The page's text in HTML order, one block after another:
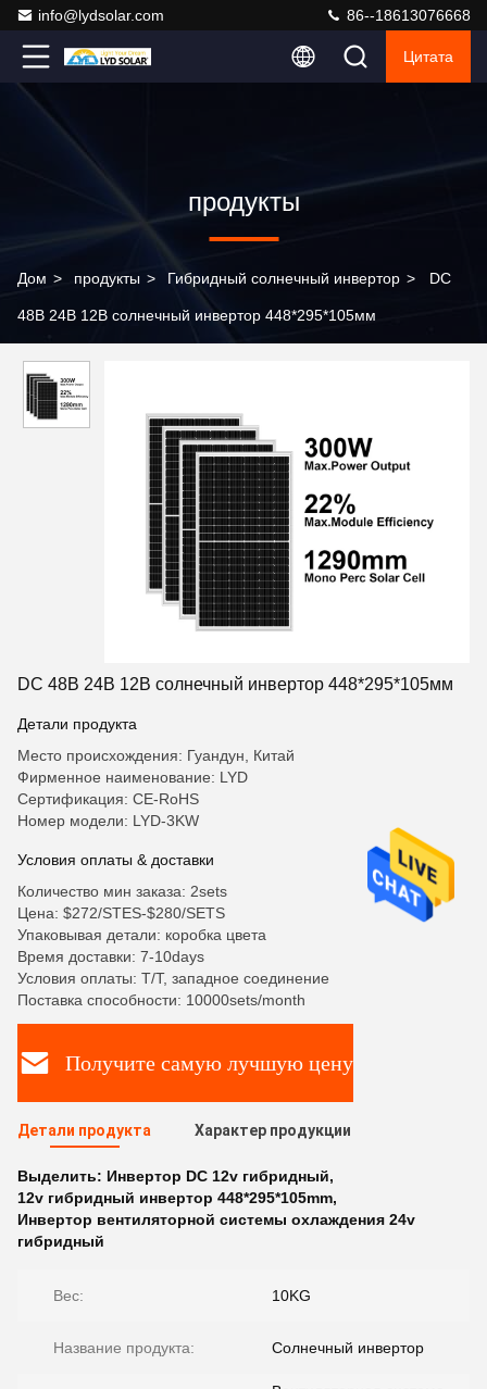
info@lydsolar.com 86--18613076668
Цитата
продукты
Дом > продукты > Гибридный солнечный инвертор > DC
48В 24В 12В солнечный инвертор 448*295*105мм
DC 48В 24В 12В солнечный инвертор 448*295*105мм
Детали продукта
Место происхождения: Гуандун, Китай
Фирменное наименование: LYD
Сертификация: CE-RoHS
Номер модели: LYD-3KW
Условия оплаты & доставки
Количество мин заказа: 2sets
Цена: $272/STES-$280/SETS
Упаковывая детали: коробка цвета
Время доставки: 7-10days
Условия оплаты: T/T, западное соединение
Поставка способности: 10000sets/month
Получите самую лучшую цену
Детали продукта Характер продукции
Выделить: Инвертор DC 12v гибридный,
12v гибридный инвертор 448*295*105mm,
Инвертор вентиляторной системы охлаждения 24v
гибридный
Вес: 10KG
Название продукта: Солнечный инвертор